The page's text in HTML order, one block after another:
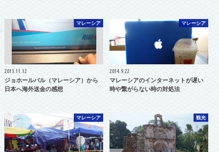
マレーシア
2013.11.12
ジョホールバル（マレーシア）から
日本へ海外送金の感想
マレーシア
2014.9.22
マレーシアのインターネットが遅い
時や繋がらない時の対処法
マレーシア 観光